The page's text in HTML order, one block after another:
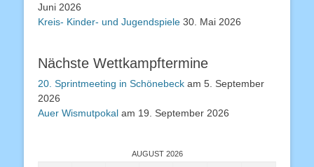
Juni 2026
Kreis- Kinder- und Jugendspiele 30. Mai 2026
Nächste Wettkampftermine
20. Sprintmeeting in Schönebeck am 5. September
2026
Auer Wismutpokal am 19. September 2026
AUGUST 2026